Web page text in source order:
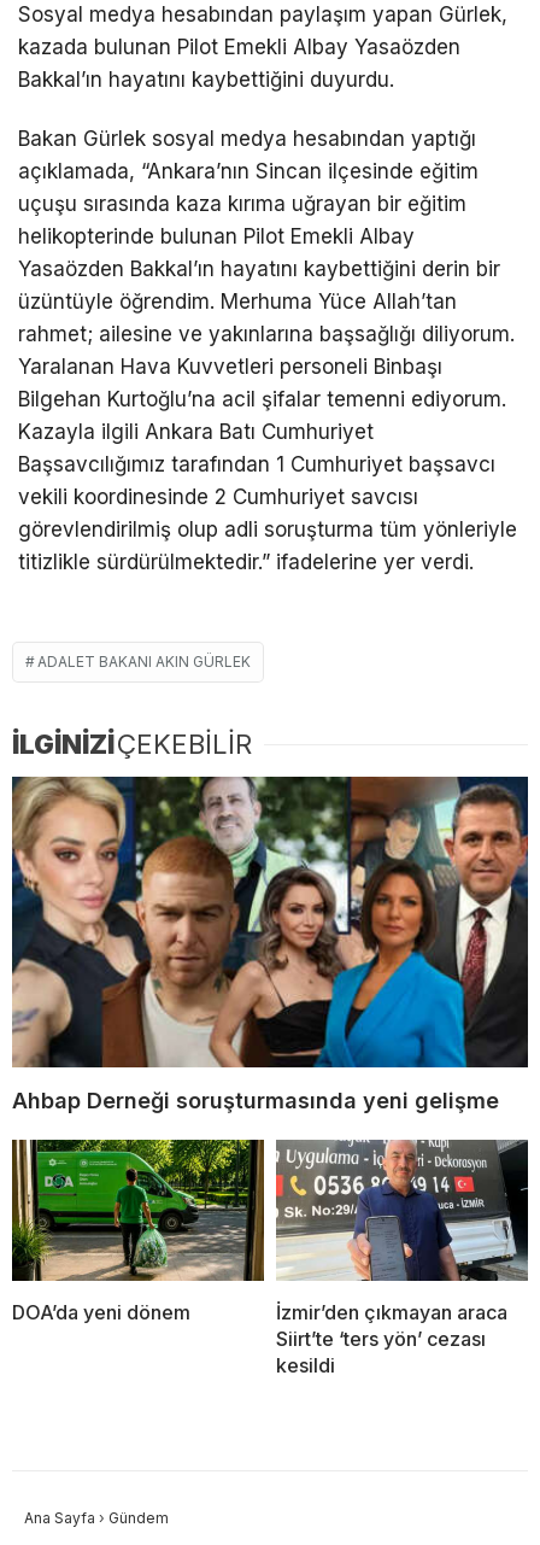
Sosyal medya hesabından paylaşım yapan Gürlek,
kazada bulunan Pilot Emekli Albay Yasaözden
Bakkal’ın hayatını kaybettiğini duyurdu.
Bakan Gürlek sosyal medya hesabından yaptığı
açıklamada, “Ankara’nın Sincan ilçesinde eğitim
uçuşu sırasında kaza kırıma uğrayan bir eğitim
helikopterinde bulunan Pilot Emekli Albay
Yasaözden Bakkal’ın hayatını kaybettiğini derin bir
üzüntüyle öğrendim. Merhuma Yüce Allah’tan
rahmet; ailesine ve yakınlarına başsağlığı diliyorum.
Yaralanan Hava Kuvvetleri personeli Binbaşı
Bilgehan Kurtoğlu’na acil şifalar temenni ediyorum.
Kazayla ilgili Ankara Batı Cumhuriyet
Başsavcılığımız tarafından 1 Cumhuriyet başsavcı
vekili koordinesinde 2 Cumhuriyet savcısı
görevlendirilmiş olup adli soruşturma tüm yönleriyle
titizlikle sürdürülmektedir.” ifadelerine yer verdi.
ADALET BAKANI AKIN GÜRLEK
İLGİNİZİÇEKEBİLİR
Ahbap Derneği soruşturmasında yeni gelişme
DOA’da yeni dönem
İzmir’den çıkmayan araca
Siirt’te ‘ters yön’ cezası
kesildi
Ana Sayfa › Gündem